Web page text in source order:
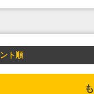
ト順